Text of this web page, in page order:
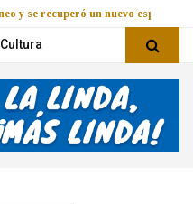
y se recuperó un nuevo espacio
Cultura